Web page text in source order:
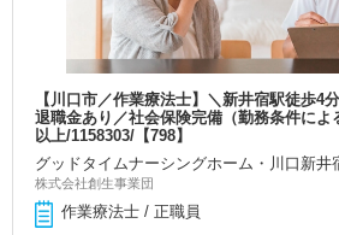
【川口市／作業療法士】＼新井宿駅徒歩4
退職金あり／社会保険完備（勤務条件によ
以上/1158303/【798】
グッドタイムナーシングホーム・川口新井
株式会社創生事業団
作業療法士 / 正職員